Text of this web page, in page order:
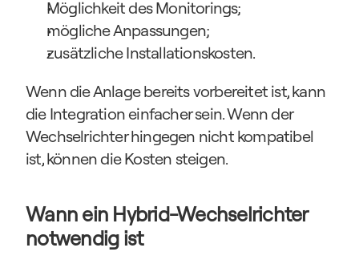
Möglichkeit des Monitorings;
mögliche Anpassungen;
zusätzliche Installationskosten.
Wenn die Anlage bereits vorbereitet ist, kann
die Integration einfacher sein. Wenn der
Wechselrichter hingegen nicht kompatibel
ist, können die Kosten steigen.
Wann ein Hybrid-Wechselrichter
notwendig ist